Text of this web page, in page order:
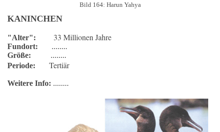
Bild 164: Harun Yahya
KANINCHEN
"Alter": 33 Millionen Jahre
Fundort: ........
Größe: ........
Periode: Tertiär
Weitere Info: ........